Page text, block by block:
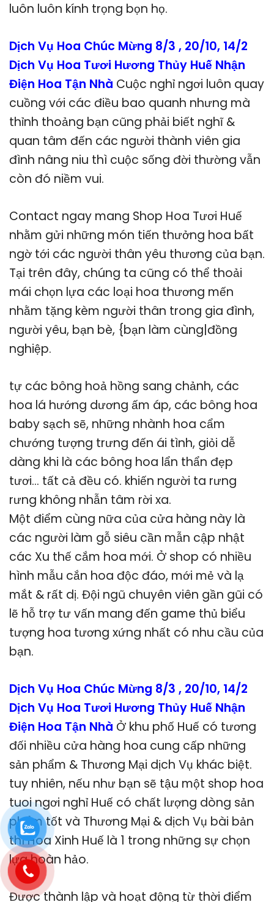
luôn luôn kính trọng bọn họ.
Dịch Vụ Hoa Chúc Mừng 8/3 , 20/10, 14/2
Dịch Vụ Hoa Tươi Hương Thủy Huế Nhận
Điện Hoa Tận Nhà Cuộc nghỉ ngơi luôn quay
cuồng với các điều bao quanh nhưng mà
thỉnh thoảng bạn cũng phải biết nghĩ &
quan tâm đến các người thành viên gia
đình nâng niu thì cuộc sống đời thường vẫn
còn đó niềm vui.
Contact ngay mang Shop Hoa Tươi Huế
nhằm gửi những món tiến thưởng hoa bất
ngờ tới các người thân yêu thương của bạn.
Tại trên đây, chúng ta cũng có thể thoải
mái chọn lựa các loại hoa thương mến
nhằm tặng kèm người thân trong gia đình,
người yêu, bạn bè, {bạn làm cùng|đồng
nghiệp.
tự các bông hoả hồng sang chảnh, các
hoa lá hướng dương ấm áp, các bông hoa
baby sạch sẽ, những nhành hoa cẩm
chướng tượng trưng đến ái tình, giỏi dễ
dàng khi là các bông hoa lẩn thẩn đẹp
tươi… tất cả đều có. khiến người ta rưng
rưng không nhẫn tâm rời xa.
Một điểm cùng nữa của cửa hàng này là
các người làm gỗ siêu cần mẫn cập nhật
các Xu thế cắm hoa mới. Ở shop có nhiều
hình mẫu cắn hoa độc đáo, mới mẻ và lạ
mắt & rất dị. Đội ngũ chuyên viên gần gũi có
lẽ hỗ trợ tư vấn mang đến game thủ biểu
tượng hoa tương xứng nhất có nhu cầu của
bạn.
Dịch Vụ Hoa Chúc Mừng 8/3 , 20/10, 14/2
Dịch Vụ Hoa Tươi Hương Thủy Huế Nhận
Điện Hoa Tận Nhà Ở khu phố Huế có tương
đối nhiều cửa hàng hoa cung cấp những
sản phẩm & Thương Mại dịch Vụ khác biệt.
tuy nhiên, nếu như bạn sẽ tậu một shop hoa
tuoi ngơi nghỉ Huế có chất lượng dòng sản
phẩm tốt và Thương Mại & dịch Vụ bài bản
thì Hoa Xinh Huế là 1 trong những sự chọn
lựa hoàn hảo.
Được thành lập và hoạt động từ thời điểm